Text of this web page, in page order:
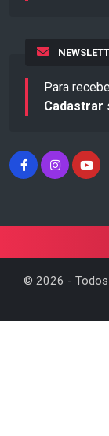
Para
Cadastrar
© 2026 -